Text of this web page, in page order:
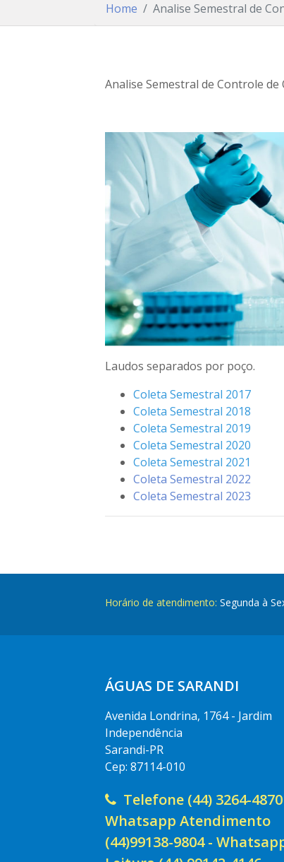
Home Analise Semestral de
Analise Semestral de Controle
Laudos separados por poço.
Coleta Semestral 2017
Coleta Semestral 2018
Coleta Semestral 2019
Coleta Semestral 2020
Coleta Semestral 2021
Coleta Semestral 2022
Coleta Semestral 2023
Horário de atendimento: Segunda à
ÁGUAS DE SARANDI
Avenida Londrina, 1764 - Jardim
Independência
Sarandi-PR
Cep: 87114-010
Telefone (44) 3264-
Whatsapp Atendimento
(44)99138-9804 -